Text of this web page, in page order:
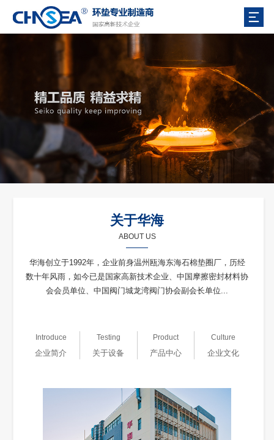
关于华海
ABOUT US
华海创立于1992年，企业前身温州瓯海东海石棉垫圈厂，历经
数十年风雨，如今已是国家高新技术企业、中国摩擦密封材料协
会会员单位、中国阀门城龙湾阀门协会副会长单位...
Introduce
企业简介
Testing
关于设备
Product
产品中心
Culture
企业文化